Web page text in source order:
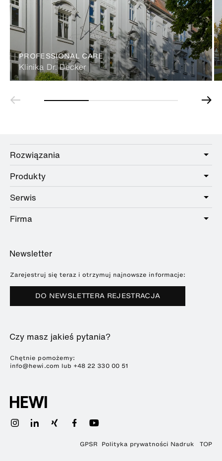
PROFESSIONAL CARE
Klinika Dr. Decker
Rozwiązania
Care
Public
Hotel
Produkty
Łazienki
Okucia
Wystawy
Serwis
Oferta usług
Broszury i katalogi
Downloads
Firma
Referencje
Prasa
Terminy targów
Zrównoważony rozwój
Newsletter
Zarejestruj się teraz i otrzymuj najnowsze informacje:
DO NEWSLETTERA REJESTRACJA
Czy masz jakieś pytania?
Chętnie pomożemy:
info@hewi.com lub +48 22 330 00 51
TOP
GPSR Polityka prywatności Nadruk